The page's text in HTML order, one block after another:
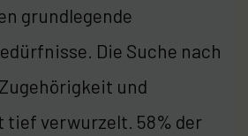
grundlegende
Die Suche nach
und
tief verwurzelt. 58% der